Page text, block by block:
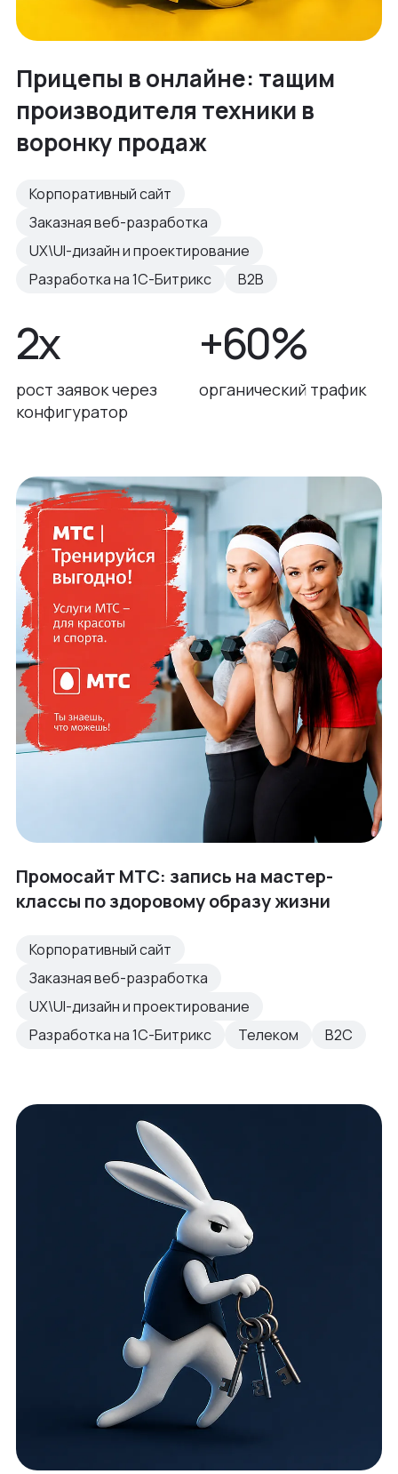
Прицепы в онлайне: тащим
производителя техники в
воронку продаж
Корпоративный сайт
Заказная веб-разработка
UX\UI-дизайн и проектирование
Разработка на 1С-Битрикс
B2B
2х
рост заявок через
конфигуратор
+60%
органический трафик
Промосайт МТС: запись на мастер-
классы по здоровому образу жизни
Корпоративный сайт
Заказная веб-разработка
UX\UI-дизайн и проектирование
Разработка на 1С-Битрикс
Телеком B2C